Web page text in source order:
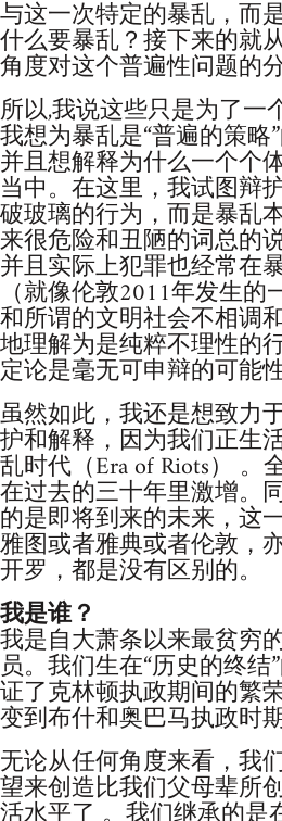
与这一次特定的暴乱，而
什么要暴乱？接下来的就
角度对这个普遍性问题的分
所以,我说这些只是为了一
我想为暴乱是“普遍的策略
并且想解释为什么一个个
当中。在这里，我试图辩
破玻璃的行为，而是暴乱
来很危险和丑陋的词总的
并且实际上犯罪也经常在
（就像伦敦2011年发生
和所谓的文明社会不相调
地理解为是纯粹不理性的
定论是毫无可申辩的可能性
虽然如此，我还是想致力
护和解释，因为我们正生
乱时代（Era of Riots） 。
在过去的三十年里激增。
的是即将到来的未来，这
雅图或者雅典或者伦敦，
开罗，都是没有区别的。
我是谁？
我是自大萧条以来最贫穷
员。我们生在“历史的终
证了克林顿执政期间的繁
变到布什和奥巴马执政时期
无论从任何角度来看，我
望来创造比我们父母辈所